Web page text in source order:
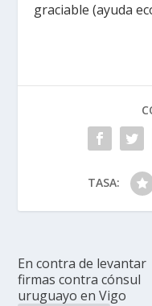
graciable (ayuda
TASA:
En contra de levantar
firmas contra cónsul
uruguayo en Vigo